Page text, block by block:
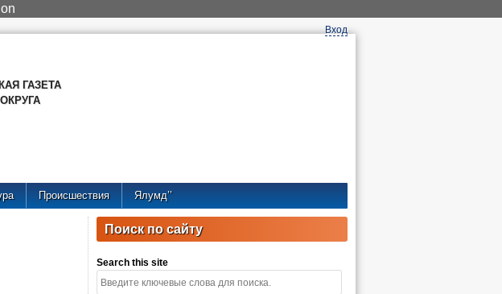
Вход
ГАЗЕТА
Происшествия Ялумд’’
Поиск по сайту
Search this site